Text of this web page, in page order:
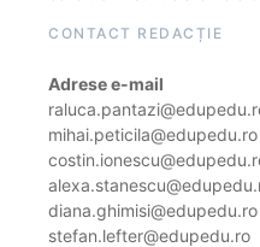
CONTACT REDACȚIE
Adrese e-mail
mihai.peticila@edupedu.ro
diana.ghimisi@edupedu.ro
stefan.lefter@edupedu.ro